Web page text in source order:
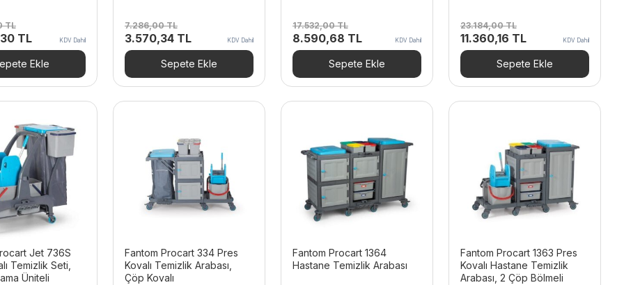
TL
TL.
TLŞu
andaki
fiyat:
34.089,30 TL.
KDV Dahil
Ekle
7.286,00TL
Orijinal
fiyat:
7.286,00 TL.
3.570,34 TLŞu
andaki
fiyat:
3.570,34 TL.
KDV Dahil
Sepete Ekle
17.532,00TL
Orijinal
fiyat:
17.532,00 TL.
8.590,68 TLŞu
andaki
fiyat:
8.590,68 TL.
KDV Dahil
Sepete Ekle
23.184,00TL
Orijinal
fiyat:
23.184,00 TL.
11.360,16 TLŞu
andaki
fiyat:
11.360,16 TL.
KDV Dahil
Sepete Ekle
Jet 736S
Temizlik Seti,
Üniteli
Fantom Procart 334 Pres
Kovalı Temizlik Arabası,
Çöp Kovalı
Fantom Procart 1364
Hastane Temizlik Arabası
Fantom Procart 1363 Pres
Kovalı Hastane Temizlik
Arabası, 2 Çöp Bölmeli